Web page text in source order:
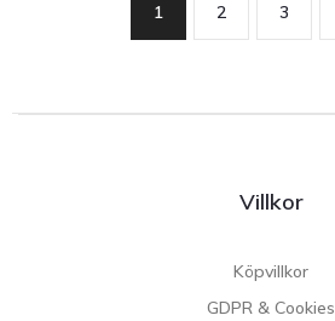
1 2 3
Villkor
Köpvillkor
GDPR & Cookies